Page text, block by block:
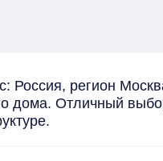
Россия, регион
дома. Отличный